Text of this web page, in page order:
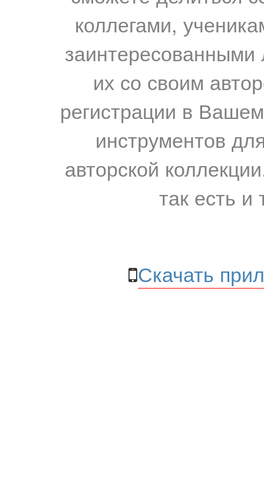
коллегами,
их со своим
регистрации в
инструментов
авторской
так есть и
Скачать